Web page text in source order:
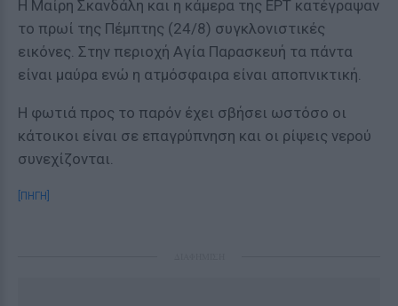
Η Μαίρη Σκανδάλη και η κάμερα της ΕΡΤ κατέγραψαν
το πρωί της Πέμπτης (24/8) συγκλονιστικές
εικόνες. Στην περιοχή Αγία Παρασκευή τα πάντα
είναι μαύρα ενώ η ατμόσφαιρα είναι αποπνικτική.
Η φωτιά προς το παρόν έχει σβήσει ωστόσο οι
κάτοικοι είναι σε επαγρύπνηση και οι ρίψεις νερού
συνεχίζονται.
[ΠΗΓΗ]